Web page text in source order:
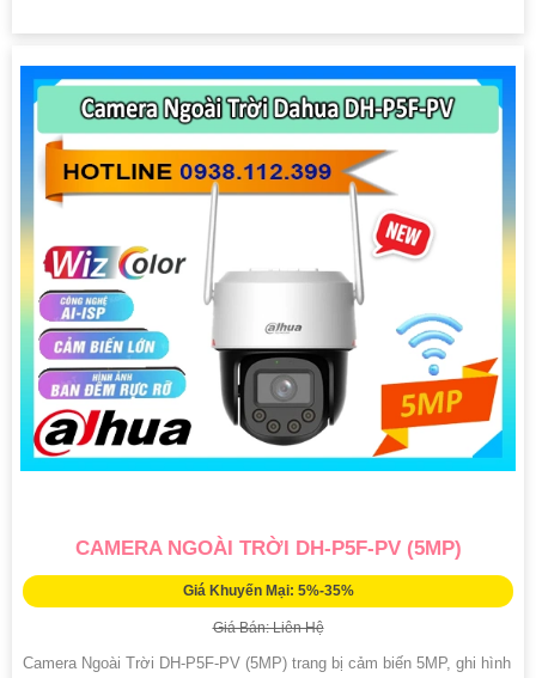
CAMERA NGOÀI TRỜI DH-P5F-PV (5MP)
Giá Khuyến Mại: 5%-35%
Giá Bán: Liên Hệ
Camera Ngoài Trời DH-P5F-PV (5MP) trang bị cảm biến 5MP, ghi hình